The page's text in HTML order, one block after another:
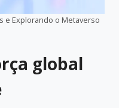
e Explorando o Metaverso
global